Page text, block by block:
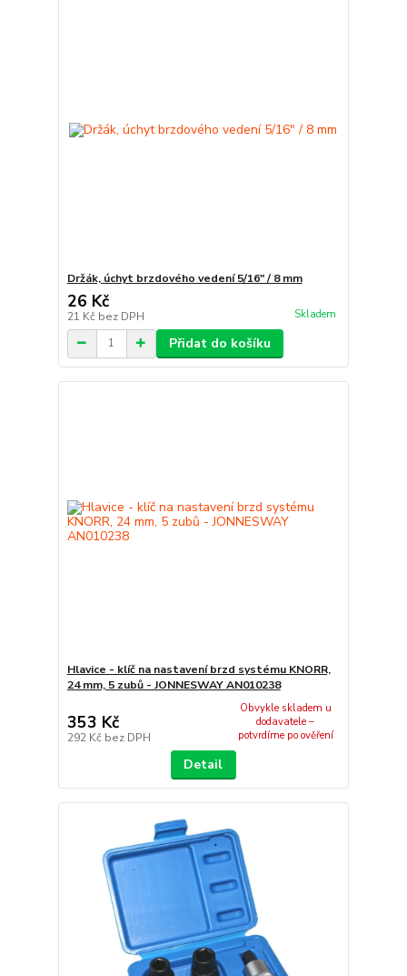
Držák, úchyt brzdového vedení 5/16" / 8 mm
26 Kč
21 Kč bez DPH Skladem
Přidat do košíku
Hlavice - klíč na nastavení brzd systému KNORR,
24 mm, 5 zubů - JONNESWAY AN010238
353 Kč
292 Kč bez DPH
Obvykle skladem u
dodavatele –
potvrdíme po ověření
Detail